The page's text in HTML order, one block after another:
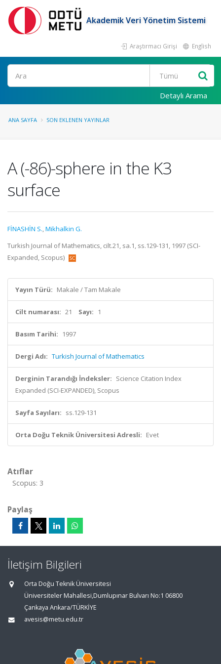
Akademik Veri Yönetim Sistemi
Araştırmacı Girişi English
Ara
Detaylı Arama
ANA SAYFA SON EKLENEN YAYINLAR
A (-86)-sphere in the K3
surface
FİNASHİN S.,Mikhalkin G.
Turkish Journal of Mathematics, cilt.21, sa.1, ss.129-131, 1997 (SCI-
Expanded, Scopus)
Yayın Türü: Makale / Tam Makale
Cilt numarası: 21 Sayı: 1
Basım Tarihi: 1997
Dergi Adı: Turkish Journal of Mathematics
Derginin Tarandığı İndeksler: Science Citation Index
Expanded (SCI-EXPANDED), Scopus
Sayfa Sayıları: ss.129-131
Orta Doğu Teknik Üniversitesi Adresli: Evet
Atıflar
Scopus: 3
Paylaş
İletişim Bilgileri
Orta Doğu Teknik Üniversitesi
Üniversiteler Mahallesi,Dumlupınar Bulvarı No:1 06800
Çankaya Ankara/TÜRKİYE
avesis@metu.edu.tr